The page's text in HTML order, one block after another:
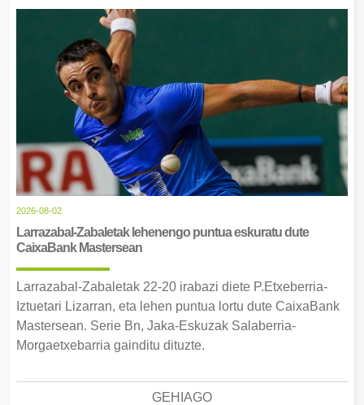
2026-08-02
Larrazabal-Zabaletak lehenengo puntua eskuratu dute
CaixaBank Mastersean
Larrazabal-Zabaletak 22-20 irabazi diete P.Etxeberria-
Iztuetari Lizarran, eta lehen puntua lortu dute CaixaBank
Mastersean. Serie Bn, Jaka-Eskuzak Salaberria-
Morgaetxebarria gainditu dituzte.
GEHIAGO